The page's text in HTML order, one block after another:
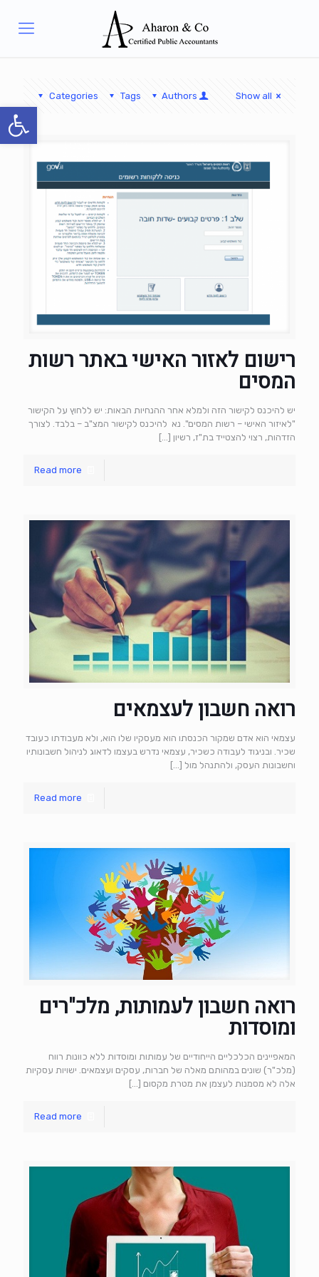
פתח
Categories Tags Authors Show all
רישום לאזור האישי באתר רשות
המסים
יש להיכנס לקישור הזה ולמלא אחר ההנחיות הבאות: יש ללחוץ על הקישור
"לאיזור האישי – רשות המסים". נא להיכנס לקישור המצ"ב – בלבד. לצורך
הזדהות, רצוי להצטייד בת"ז, רשיון […]
Read more
רואה חשבון לעצמאים
עצמאי הוא אדם שמקור הכנסתו הוא מעסקיו שלו הוא, ולא מעבודתו כעובד
שכיר. ובניגוד לעבודה כשכיר, עצמאי נדרש בעצמו לדאוג לניהול חשבונותיו
וחשבונות העסק, ולהתנהל מול […]
Read more
רואה חשבון לעמותות, מלכ"רים
ומוסדות
המאפיינים הכלכליים הייחודיים של עמותות ומוסדות ללא כוונות רווח
(מלכ"ר) שונים במהותם מאלה של חברות, עסקים ועצמאים. ישויות עסקיות
אלה לא מסמנות לעצמן את מטרת מקסום […]
Read more